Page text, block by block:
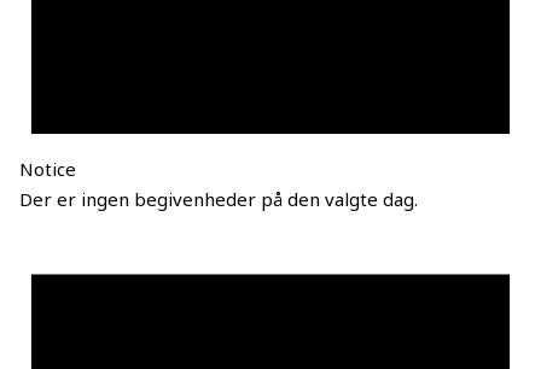
Notice
Der er ingen begivenheder på den valgte dag.